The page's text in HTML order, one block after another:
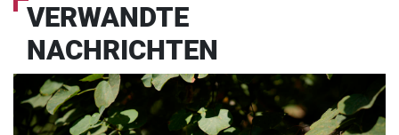
VERWANDTE
NACHRICHTEN